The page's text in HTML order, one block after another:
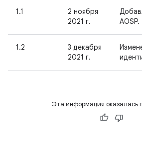
1.1
2 ноября
2021 г.
AOSP.
1.2
3 декабря
2021 г.
Эта информация оказалась